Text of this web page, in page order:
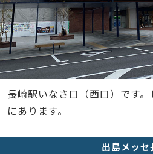
長崎駅いなさ口（西口）です
にあります。
出島メッセ